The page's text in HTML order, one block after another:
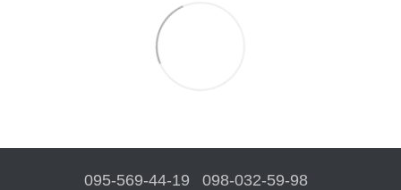
095-569-44-19 098-032-59-98